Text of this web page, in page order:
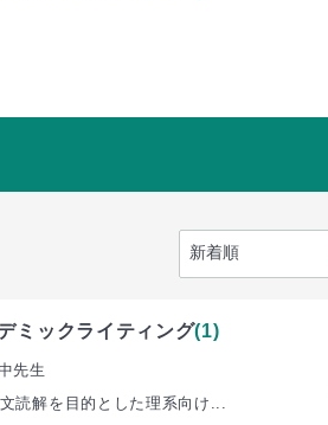
ミックライティング(1)
先生
読解を目的とした理系向け...